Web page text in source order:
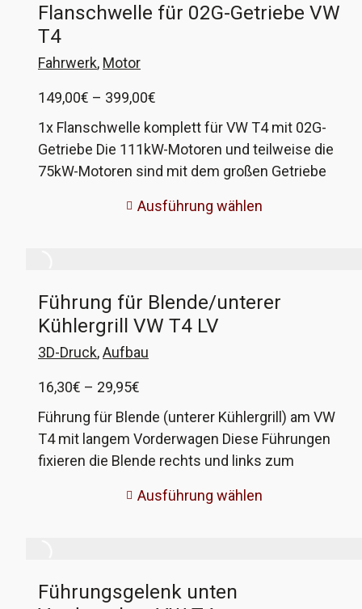
Flanschwelle für 02G-Getriebe VW
T4
Fahrwerk, Motor
149,00€ – 399,00€
149,00€
bis
399,00€
1x Flanschwelle komplett für VW T4 mit 02G-
Getriebe Die 111kW-Motoren und teilweise die
75kW-Motoren sind mit dem großen Getriebe
aushalten kann. Leider halten die Flanschwellen
keinen Vortrieb mehr. Die Versionen für die
111kW-Motoren (AHY und AXG) sind verstärkt,
das heißt mit einer verlängerten Verzahnung.
409 356B
Ausführung wählen
Führung für Blende/unterer
Kühlergrill VW T4 LV
3D-Druck,Aufbau
16,30€ – 29,95€
16,30€
bis
29,95€
Führung für Blende (unterer Kühlergrill) am VW
T4 mit langem Vorderwagen Diese Führungen
fixieren die Blende rechts und links zum
und die Spaltmaße der Blende nicht. Unser
Ausführung wählen
Führungsgelenk unten